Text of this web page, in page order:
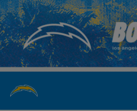
Skip
to
main
content